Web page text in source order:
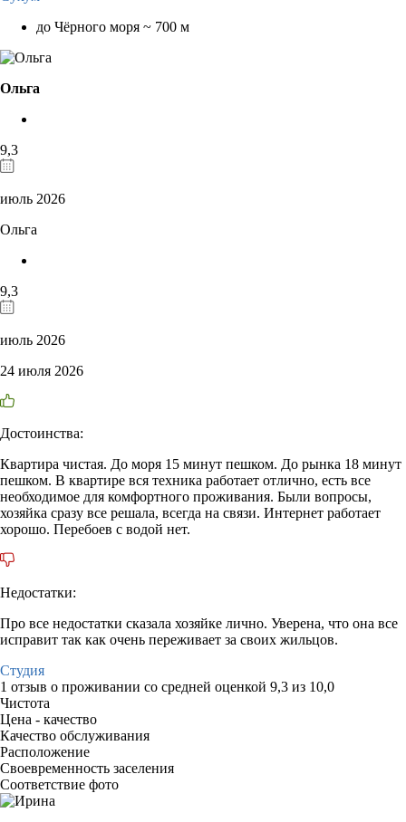
до Чёрного моря ~ 700 м
Ольга
9,3
июль 2026
Ольга
9,3
июль 2026
24 июля 2026
Достоинства:
Квартира чистая. До моря 15 минут пешком. До рынка 18 минут
пешком. В квартире вся техника работает отлично, есть все
необходимое для комфортного проживания. Были вопросы,
хозяйка сразу все решала, всегда на связи. Интернет работает
хорошо. Перебоев с водой нет.
Недостатки:
Про все недостатки сказала хозяйке лично. Уверена, что она все
исправит так как очень переживает за своих жильцов.
Студия
1 отзыв о проживании со средней оценкой 9,3 из 10,0
Чистота
Цена - качество
Качество обслуживания
Расположение
Своевременность заселения
Соответствие фото